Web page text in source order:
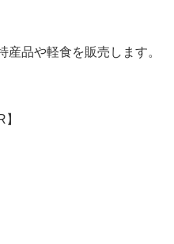
品や軽食を販売します。
】